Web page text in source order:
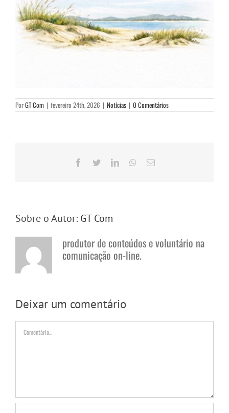
PorGT Com | fevereiro 24th, 2026 | Notícias | 0 Comentários
Facebook
TwitterLinkedInWhatsApp
E-
Sobre o Autor: GT Com
produtor de conteúdos e voluntário na
comunicação on-line.
Deixar um comentário
Comentário